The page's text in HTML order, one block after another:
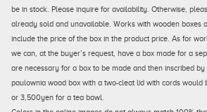
be in stock. Please inquire for availability. Otherwise,
already sold and unavailable. Works with wooden boxes
include the price of the box in the product price. As for
we can, at the buyer’s request, have a box made for a
are necessary for a box to be made and then inscribed
paulownia wood box with a two-cleat lid with cords would
or 3,500yen for a tea bowl.